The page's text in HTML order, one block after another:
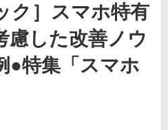
ク］スマホ特有
慮した改善ノウ
●特集「スマホ